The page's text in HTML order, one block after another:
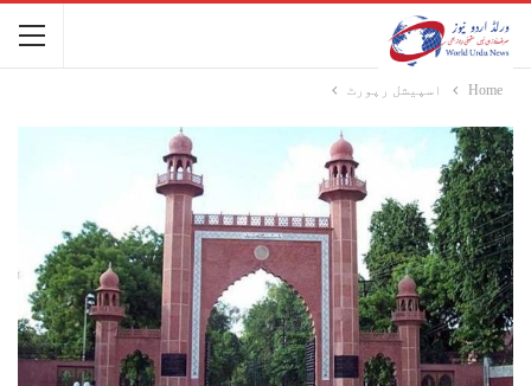
Home اسپیشل رپورٹ